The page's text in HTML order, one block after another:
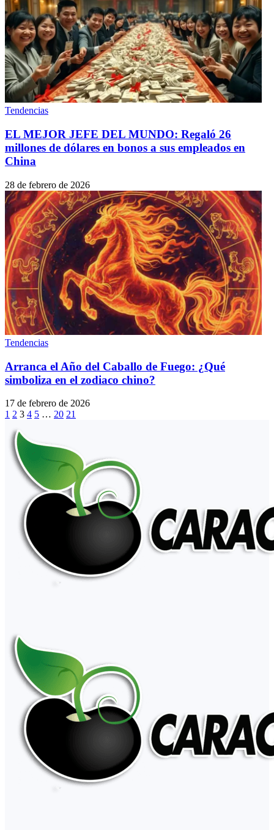
Tendencias
EL MEJOR JEFE DEL MUNDO: Regaló 26
millones de dólares en bonos a sus empleados en
China
28 de febrero de 2026
Tendencias
Arranca el Año del Caballo de Fuego: ¿Qué
simboliza en el zodiaco chino?
17 de febrero de 2026
1 2 3 4 5 … 20 21